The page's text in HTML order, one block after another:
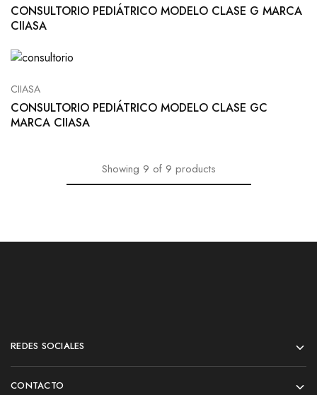
CONSULTORIO PEDIÁTRICO MODELO CLASE G MARCA
CIIASA
CIIASA
CONSULTORIO PEDIÁTRICO MODELO CLASE GC
MARCA CIIASA
Showing 9 of 9 products
REDES SOCIALES
CONTACTO